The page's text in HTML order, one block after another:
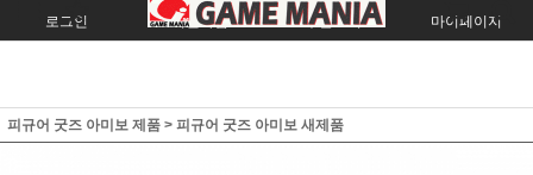
로그인 회원가입 주문조회 마이페이지
피규어 굿즈 아미보 제품 > 피규어 굿즈 아미보 새제품